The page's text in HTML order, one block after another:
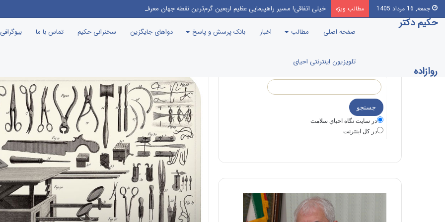
جمعه, 16 مرداد 1405 مطالب ویژه خیلی اتفاقی! مسیر راهپیمایی عظیم اربعین گرم‌ترین نقطه جهان معرفی می‌شود!
حکیم دکتر
روازاده
صفحه اصلی مطالب اخبار بانک پرسش و پاسخ دواهای جایگزین سخنرانی حکیم تماس با ما
تلویزیون اینترنتی احیای
در سايت نگاه احياي سلامت
در كل اينترنت